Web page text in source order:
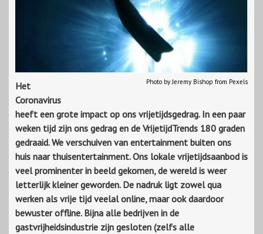
Photo by Jeremy Bishop from Pexels
Het
Coronavirus
heeft een grote impact op ons vrijetijdsgedrag. In een paar
weken tijd zijn ons gedrag en de VrijetijdTrends 180 graden
gedraaid. We verschuiven van entertainment buiten ons
huis naar thuisentertainment. Ons lokale vrijetijdsaanbod is
veel prominenter in beeld gekomen, de wereld is weer
letterlijk kleiner geworden. De nadruk ligt zowel qua
werken als vrije tijd veelal online, maar ook daardoor
bewuster offline. Bijna alle bedrijven in de
gastvrijheidsindustrie zijn gesloten (zelfs alle